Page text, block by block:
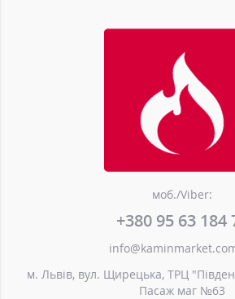
моб./Viber:
+380 95 63 184
м. Львів, вул. Щирецька, ТРЦ
Пасаж маг №63